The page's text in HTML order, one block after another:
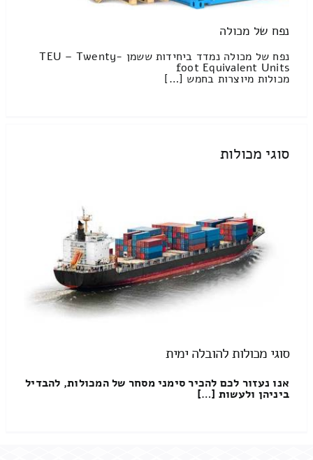
נפח של מכולה
נפח של מכולה נמדד ביחידות ששמן TEU – Twenty-
foot Equivalent Units
מכולות מיוצרות בחמש […]
סוגי מכולות
סוגי מכולות להובלה ימית
אנו נעזור לכם להכיר סימני מסחר של המכולות, להבדיל
ביניהן ולעשות […]